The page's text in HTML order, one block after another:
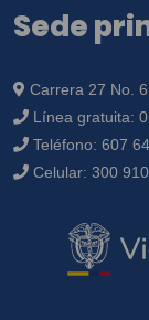
Sede
Carrera 27 No.
Línea gratuita:
Teléfono: 607
Celular: 300